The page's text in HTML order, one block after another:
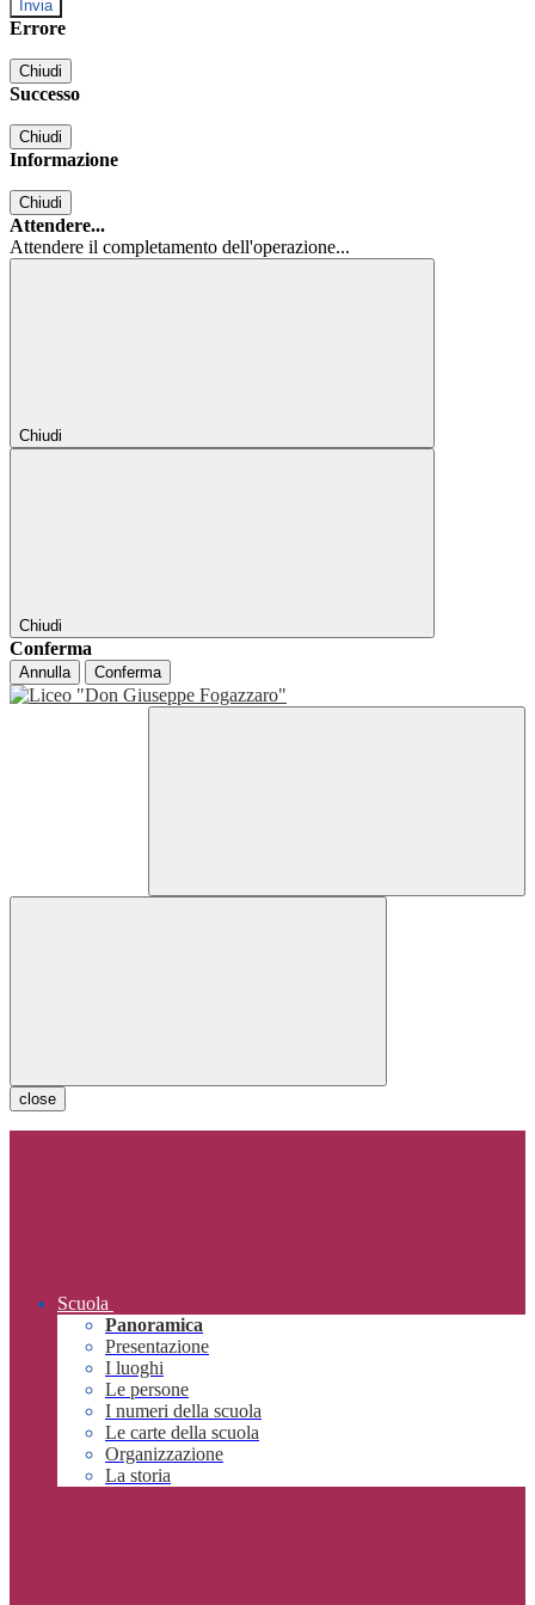
Errore
Chiudi
Successo
Chiudi
Informazione
Chiudi
Attendere...
Attendere il completamento dell'operazione...
Chiudi
Chiudi
Conferma
Annulla Conferma
close
Scuola
Panoramica
Presentazione
I luoghi
Le persone
I numeri della scuola
Le carte della scuola
Organizzazione
La storia